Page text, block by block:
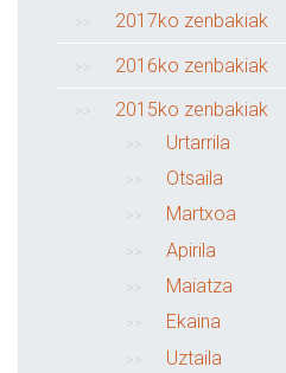
2017ko zenbakiak
2016ko zenbakiak
2015ko zenbakiak
Urtarrila
Otsaila
Martxoa
Apirila
Maiatza
Ekaina
Uztaila